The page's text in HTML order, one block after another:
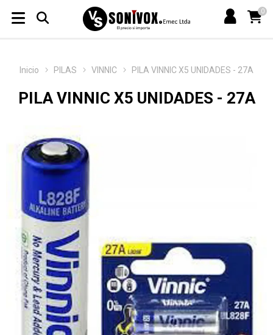
0
Inicio PILAS VINNIC PILA VINNIC X5 UNIDADES - 27A
PILA VINNIC X5 UNIDADES - 27A